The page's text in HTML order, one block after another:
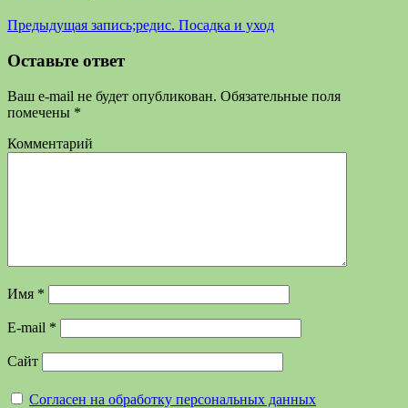
Предыдущая запись;редис. Посадка и уход
Оставьте ответ
Ваш e-mail не будет опубликован. Обязательные поля
помечены *
Комментарий
Имя *
E-mail *
Сайт
Согласен на обработку персональных данных